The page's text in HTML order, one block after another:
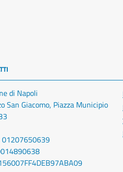
di Napoli
San Giacomo, Piazza Municipio
01207650639